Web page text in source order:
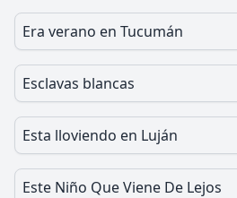
Era verano en Tucumán
Esclavas blancas
Esta lloviendo en Luján
Este Niño Que Viene De Lejos